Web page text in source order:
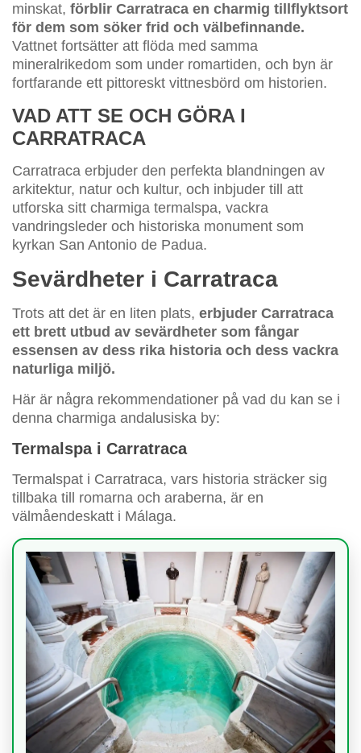
minskat, förblir Carratraca en charmig tillflyktsort
för dem som söker frid och välbefinnande.
Vattnet fortsätter att flöda med samma
mineralrikedom som under romartiden, och byn är
fortfarande ett pittoreskt vittnesbörd om historien.
VAD ATT SE OCH GÖRA I
CARRATRACA
Carratraca erbjuder den perfekta blandningen av
arkitektur, natur och kultur, och inbjuder till att
utforska sitt charmiga termalspa, vackra
vandringsleder och historiska monument som
kyrkan San Antonio de Padua.
Sevärdheter i Carratraca
Trots att det är en liten plats, erbjuder Carratraca
ett brett utbud av sevärdheter som fångar
essensen av dess rika historia och dess vackra
naturliga miljö.
Här är några rekommendationer på vad du kan se i
denna charmiga andalusiska by:
Termalspa i Carratraca
Termalspat i Carratraca, vars historia sträcker sig
tillbaka till romarna och araberna, är en
välmåendeskatt i Málaga.